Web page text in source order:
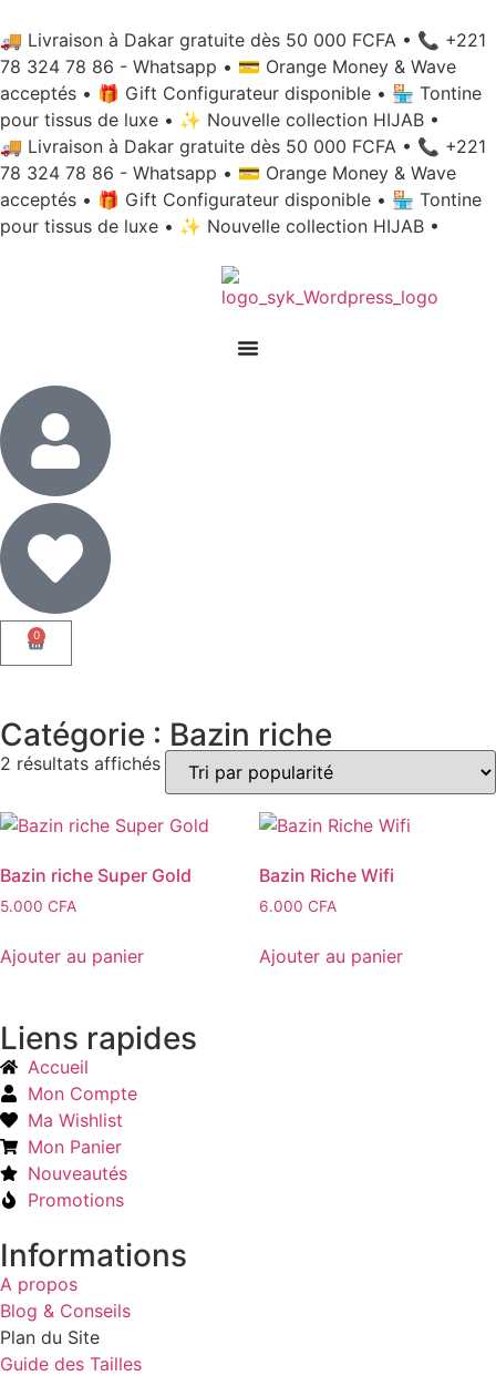
🚚 Livraison à Dakar gratuite dès 50 000 FCFA • 📞 +221
78 324 78 86 - Whatsapp • 💳 Orange Money & Wave
acceptés • 🎁 Gift Configurateur disponible • 🏪 Tontine
pour tissus de luxe • ✨ Nouvelle collection HIJAB •
🚚 Livraison à Dakar gratuite dès 50 000 FCFA • 📞 +221
78 324 78 86 - Whatsapp • 💳 Orange Money & Wave
acceptés • 🎁 Gift Configurateur disponible • 🏪 Tontine
pour tissus de luxe • ✨ Nouvelle collection HIJAB •
0
Catégorie : Bazin riche
2 résultats affichés
Bazin riche Super Gold
5.000 CFA
Ajouter au panier
Bazin Riche Wifi
6.000 CFA
Ajouter au panier
Liens rapides
Accueil
Mon Compte
Ma Wishlist
Mon Panier
Nouveautés
Promotions
Informations
A propos
Blog & Conseils
Plan du Site
Guide des Tailles